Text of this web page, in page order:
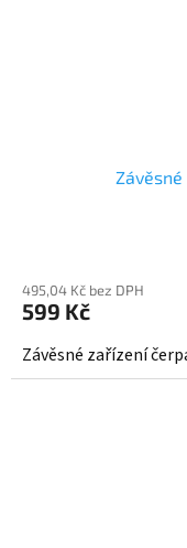
495,04 Kč bez DPH
599 Kč
Závěsné zařízení